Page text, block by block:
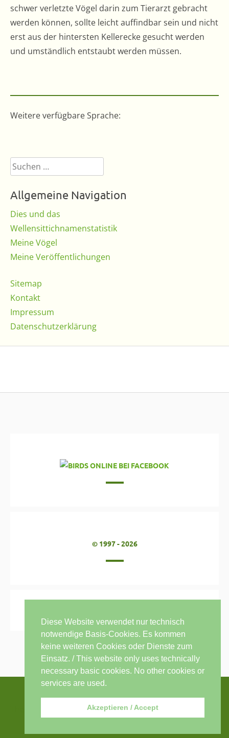
schwer verletzte Vögel darin zum Tierarzt gebracht
werden können, sollte leicht auffindbar sein und nicht
erst aus der hintersten Kellerecke gesucht werden
und umständlich entstaubt werden müssen.
Weitere verfügbare Sprache:
Suchen
nach:
Allgemeine Navigation
Dies und das
Wellensittichnamenstatistik
Meine Vögel
Meine Veröffentlichungen
Sitemap
Kontakt
Impressum
Datenschutzerklärung
© 1997 - 2026
Thema: Sensible vonmodernthemes.net
Diese Website verwendet nur technisch
notwendige Basis-Cookies. Es kommen
keine weiteren Cookies oder Dienste zum
Einsatz. / This website only uses technically
necessary basic cookies. No other cookies or
services are used.
Akzeptieren / Accept